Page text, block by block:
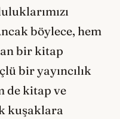
böylece, hem
bir kitap
bir yayıncılık
de kitap ve
kuşaklara